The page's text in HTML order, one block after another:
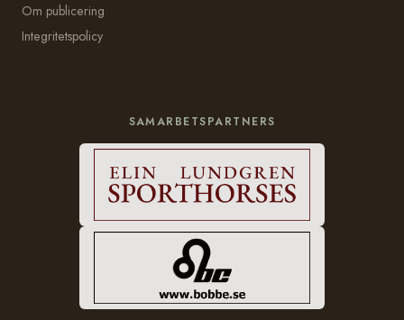
Om publicering
Integritetspolicy
SAMARBETSPARTNERS